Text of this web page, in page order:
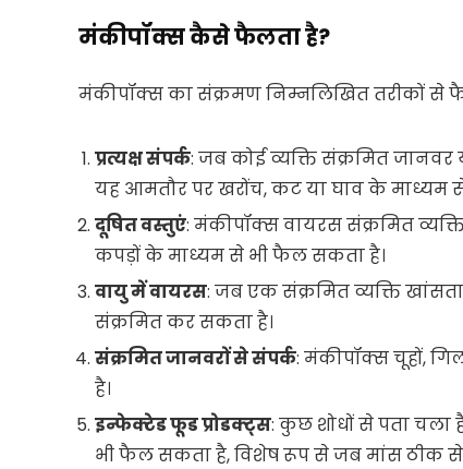
मंकीपॉक्स कैसे फैलता है?
मंकीपॉक्स का संक्रमण निम्नलिखित तरीकों से
प्रत्यक्ष संपर्क: जब कोई व्यक्ति संक्रमित जानवर
यह आमतौर पर खरोंच, कट या घाव के माध्यम से
दूषित वस्तुएं: मंकीपॉक्स वायरस संक्रमित
कपड़ों के माध्यम से भी फैल सकता है।
वायु में वायरस: जब एक संक्रमित व्यक्ति
संक्रमित कर सकता है।
संक्रमित जानवरों से संपर्क: मंकीपॉक्स चूहों,
है।
इन्फेक्टेड फूड प्रोडक्ट्स: कुछ शोधों से पता
भी फैल सकता है, विशेष रूप से जब मांस ठीक से